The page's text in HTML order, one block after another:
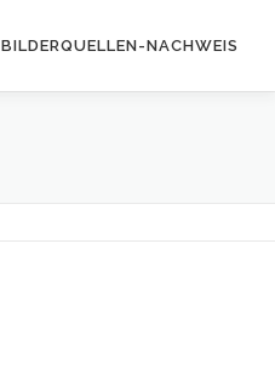
BILDERQUELLEN-NACHWEIS